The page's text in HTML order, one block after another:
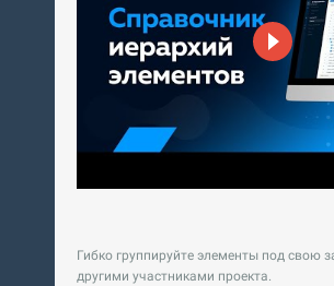
Гибко группируйте элементы под свою
другими участниками проекта.